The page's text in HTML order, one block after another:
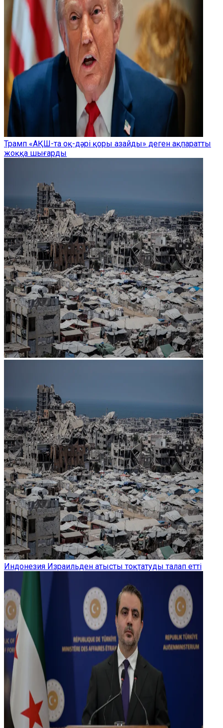
Трамп «АҚШ-та оқ-дәрі қоры азайды» деген ақпаратты
жоққа шығарды
Индонезия Израильден атысты тоқтатуды талап етті